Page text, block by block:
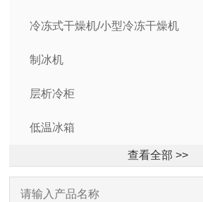
冷冻式干燥机/小型冷冻干燥机
制冰机
层析冷柜
低温冰箱
查看全部 >>